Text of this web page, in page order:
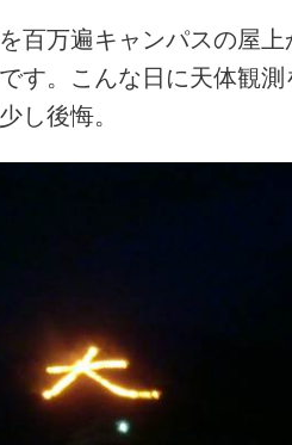
百万遍キャンパスの屋
す。こんな日に天体観
し後悔。